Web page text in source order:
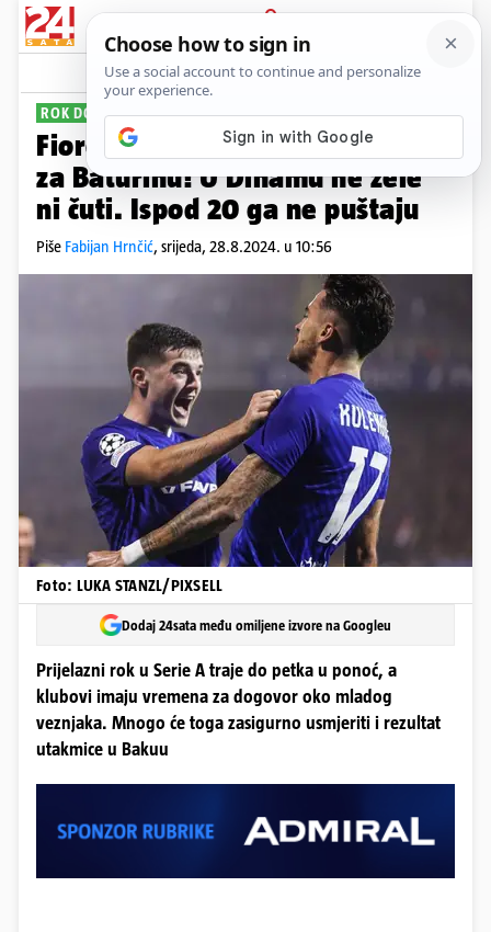
PRIJAVA
Sport Komentari
ROK DO PETKA
Fiorentina ponudila 14 mil. eura
za Baturinu! U Dinamu ne žele
ni čuti. Ispod 20 ga ne puštaju
Piše Fabijan Hrnčić, srijeda, 28.8.2024. u 10:56
Foto: LUKA STANZL/PIXSELL
Dodaj 24sata među omiljene izvore na Googleu
Prijelazni rok u Serie A traje do petka u ponoć, a
klubovi imaju vremena za dogovor oko mladog
veznjaka. Mnogo će toga zasigurno usmjeriti i rezultat
utakmice u Bakuu